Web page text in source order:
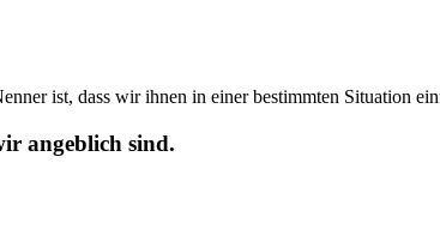
ist, dass wir ihnen in einer bestimmten Situation
angeblich sind.